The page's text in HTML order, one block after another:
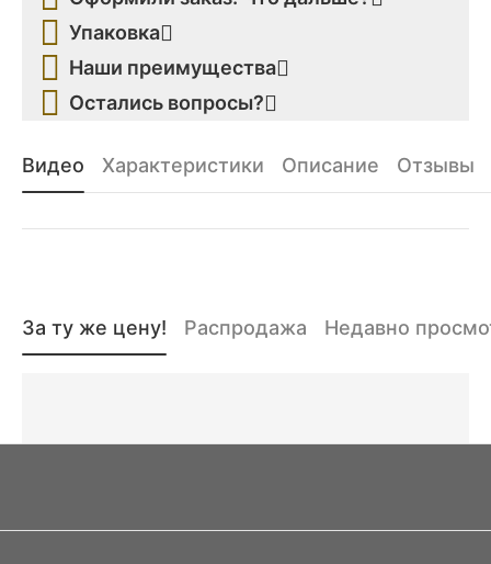
Упаковка
Наши преимущества
Остались вопросы?
Видео Характеристики Описание Отзывы
За ту же цену! Распродажа Недавно